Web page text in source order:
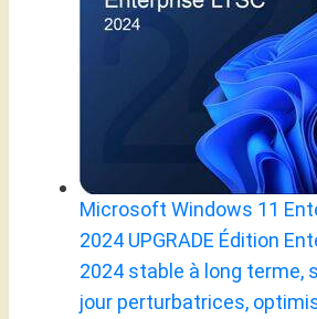
Microsoft Windows 11
2024 UPGRADE Édition
2024 stable à long terme,
jour perturbatrices,